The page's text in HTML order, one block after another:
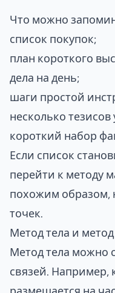
Что можно
список покупок;
план короткого
дела на день;
шаги простой
несколько тезисов
короткий набор
Если список
перейти к методу
похожим образом,
точек.
Метод тела и метод
Метод тела можно
связей
. Например,
размещается на